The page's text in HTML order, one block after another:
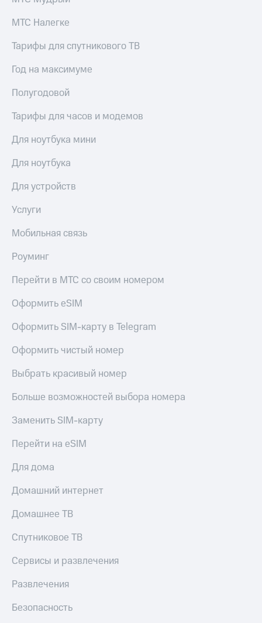
МТС Налегке
Тарифы для спутникового ТВ
Год на максимуме
Полугодовой
Тарифы для часов и модемов
Для ноутбука мини
Для ноутбука
Для устройств
Услуги
Мобильная связь
Роуминг
Перейти в МТС со своим номером
Оформить eSIM
Оформить SIM-карту в Telegram
Оформить чистый номер
Выбрать красивый номер
Больше возможностей выбора номера
Заменить SIM-карту
Перейти на eSIM
Для дома
Домашний интернет
Домашнее ТВ
Спутниковое ТВ
Сервисы и развлечения
Развлечения
Безопасность